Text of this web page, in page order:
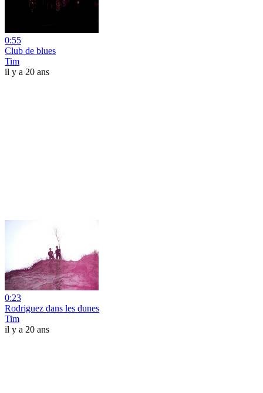
0:55
Club de blues
Tim
il y a 20 ans
0:23
Rodriguez dans les dunes
Tim
il y a 20 ans